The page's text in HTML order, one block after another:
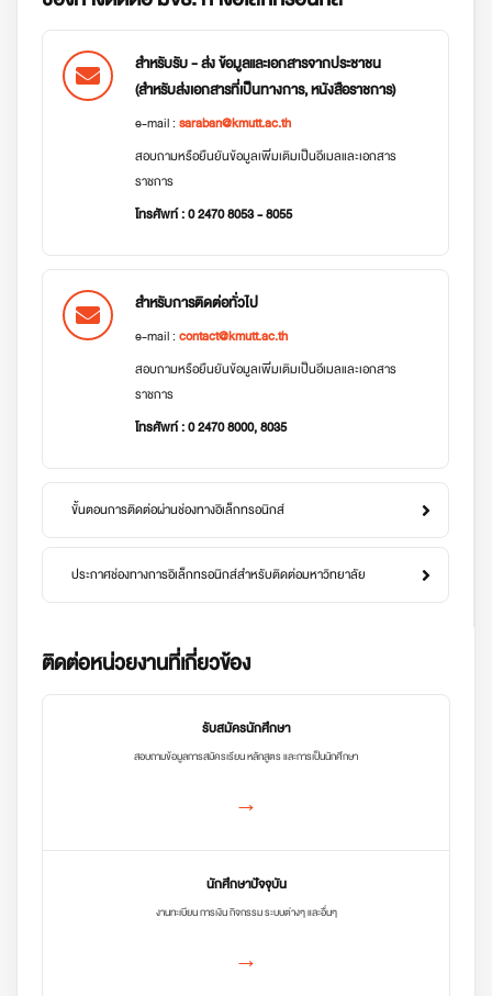
สำหรับรับ - ส่ง ข้อมูลและเอกสารจากประชาชน
(สำหรับส่งเอกสารที่เป็นทางการ, หนังสือราชการ)
e-mail :saraban@kmutt.ac.th
สอบถามหรือยืนยันข้อมูลเพิ่มเติมเป็นอีเมลและเอกสาร
ราชการ
โทรศัพท์ : 0 2470 8053 - 8055
สำหรับการติดต่อทั่วไป
e-mail :contact@kmutt.ac.th
สอบถามหรือยืนยันข้อมูลเพิ่มเติมเป็นอีเมลและเอกสาร
ราชการ
โทรศัพท์ : 0 2470 8000, 8035
ขั้นตอนการติดต่อผ่านช่องทางอิเล็กทรอนิกส์
ประกาศช่องทางการอิเล็กทรอนิกส์สำหรับติดต่อมหาวิทยาลัย
ติดต่อหน่วยงานที่เกี่ยวข้อง
รับสมัครนักศึกษา
สอบถามข้อมูลการสมัครเรียน หลักสูตร และการเป็นนักศึกษา
→
นักศึกษาปัจจุบัน
งานทะเบียน การเงิน กิจกรรม ระบบต่างๆ และอื่นๆ
→